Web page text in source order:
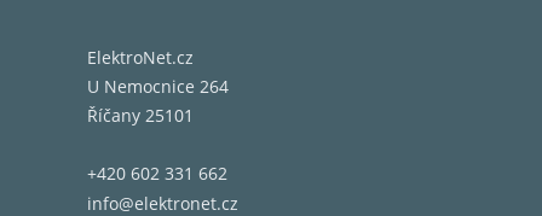
vody.
ElektroNet.cz
U Nemocnice 264
Říčany 25101
+420 602 331 662
info@elektronet.cz